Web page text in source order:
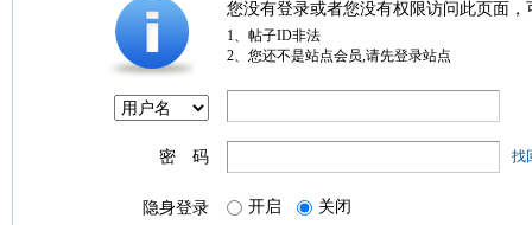
您没有登录或者您没有权限访问此页面
1、帖子ID非法
2、您还不是站点会员,请先登录站点
密 码 找
隐身登录 开启 关闭